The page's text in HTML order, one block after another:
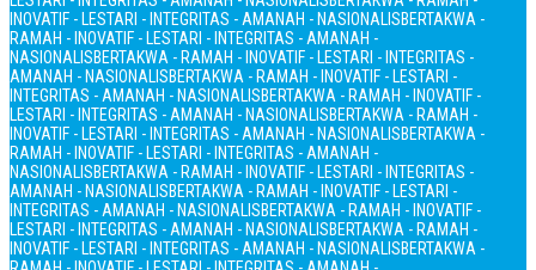
INOVATIF - LESTARI - INTEGRITAS - AMANAH - NASIONALISBERTAKWA -
RAMAH - INOVATIF - LESTARI - INTEGRITAS - AMANAH -
NASIONALISBERTAKWA - RAMAH - INOVATIF - LESTARI - INTEGRITAS -
AMANAH - NASIONALISBERTAKWA - RAMAH - INOVATIF - LESTARI -
INTEGRITAS - AMANAH - NASIONALISBERTAKWA - RAMAH - INOVATIF -
LESTARI - INTEGRITAS - AMANAH - NASIONALISBERTAKWA - RAMAH -
INOVATIF - LESTARI - INTEGRITAS - AMANAH - NASIONALISBERTAKWA -
RAMAH - INOVATIF - LESTARI - INTEGRITAS - AMANAH -
NASIONALISBERTAKWA - RAMAH - INOVATIF - LESTARI - INTEGRITAS -
AMANAH - NASIONALISBERTAKWA - RAMAH - INOVATIF - LESTARI -
INTEGRITAS - AMANAH - NASIONALISBERTAKWA - RAMAH - INOVATIF -
LESTARI - INTEGRITAS - AMANAH - NASIONALISBERTAKWA - RAMAH -
INOVATIF - LESTARI - INTEGRITAS - AMANAH - NASIONALISBERTAKWA -